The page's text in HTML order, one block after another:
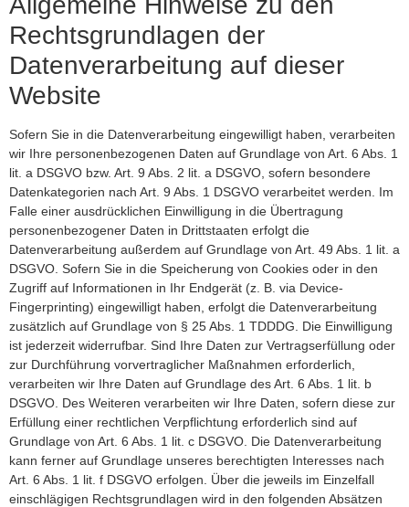
Rechtsgrundlagen der
Datenverarbeitung auf dieser
Website
Sofern Sie in die Datenverarbeitung eingewilligt haben, verarbeiten
wir Ihre personenbezogenen Daten auf Grundlage von Art. 6 Abs. 1
lit. a DSGVO bzw. Art. 9 Abs. 2 lit. a DSGVO, sofern besondere
Datenkategorien nach Art. 9 Abs. 1 DSGVO verarbeitet werden. Im
Falle einer ausdrücklichen Einwilligung in die Übertragung
personenbezogener Daten in Drittstaaten erfolgt die
Datenverarbeitung außerdem auf Grundlage von Art. 49 Abs. 1 lit. a
DSGVO. Sofern Sie in die Speicherung von Cookies oder in den
Zugriff auf Informationen in Ihr Endgerät (z. B. via Device-
Fingerprinting) eingewilligt haben, erfolgt die Datenverarbeitung
zusätzlich auf Grundlage von § 25 Abs. 1 TDDDG. Die Einwilligung
ist jederzeit widerrufbar. Sind Ihre Daten zur Vertragserfüllung oder
zur Durchführung vorvertraglicher Maßnahmen erforderlich,
verarbeiten wir Ihre Daten auf Grundlage des Art. 6 Abs. 1 lit. b
DSGVO. Des Weiteren verarbeiten wir Ihre Daten, sofern diese zur
Erfüllung einer rechtlichen Verpflichtung erforderlich sind auf
Grundlage von Art. 6 Abs. 1 lit. c DSGVO. Die Datenverarbeitung
kann ferner auf Grundlage unseres berechtigten Interesses nach
Art. 6 Abs. 1 lit. f DSGVO erfolgen. Über die jeweils im Einzelfall
einschlägigen Rechtsgrundlagen wird in den folgenden Absätzen